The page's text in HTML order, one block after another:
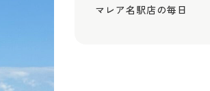
マレア名駅店の毎日